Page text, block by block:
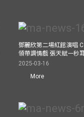
鄧麗欣第二場紅館演唱
領帶調情戲 張天賦一秒
2025-03-16
More